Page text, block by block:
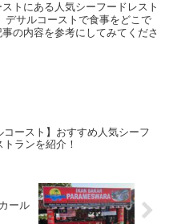
トにある人気シーフードレスト
デサルコーストで食事をどこで
の内容を参考にしてみてくださ
コースト】おすすめ人気シーフ
トランを紹介！
ール